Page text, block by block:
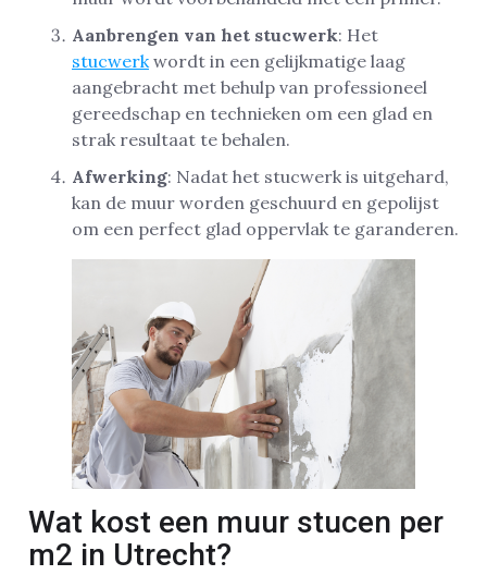
Aanbrengen van het stucwerk: Het
stucwerkwordt in een gelijkmatige laag
aangebracht met behulp van professioneel
gereedschap en technieken om een glad en
strak resultaat te behalen.
Afwerking: Nadat het stucwerk is uitgehard,
kan de muur worden geschuurd en gepolijst
om een perfect glad oppervlak te garanderen.
Wat kost een muur stucen per
m2 in Utrecht?